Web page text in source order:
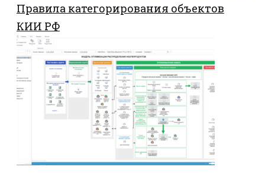
Правила категорирования объектов
КИИ РФ